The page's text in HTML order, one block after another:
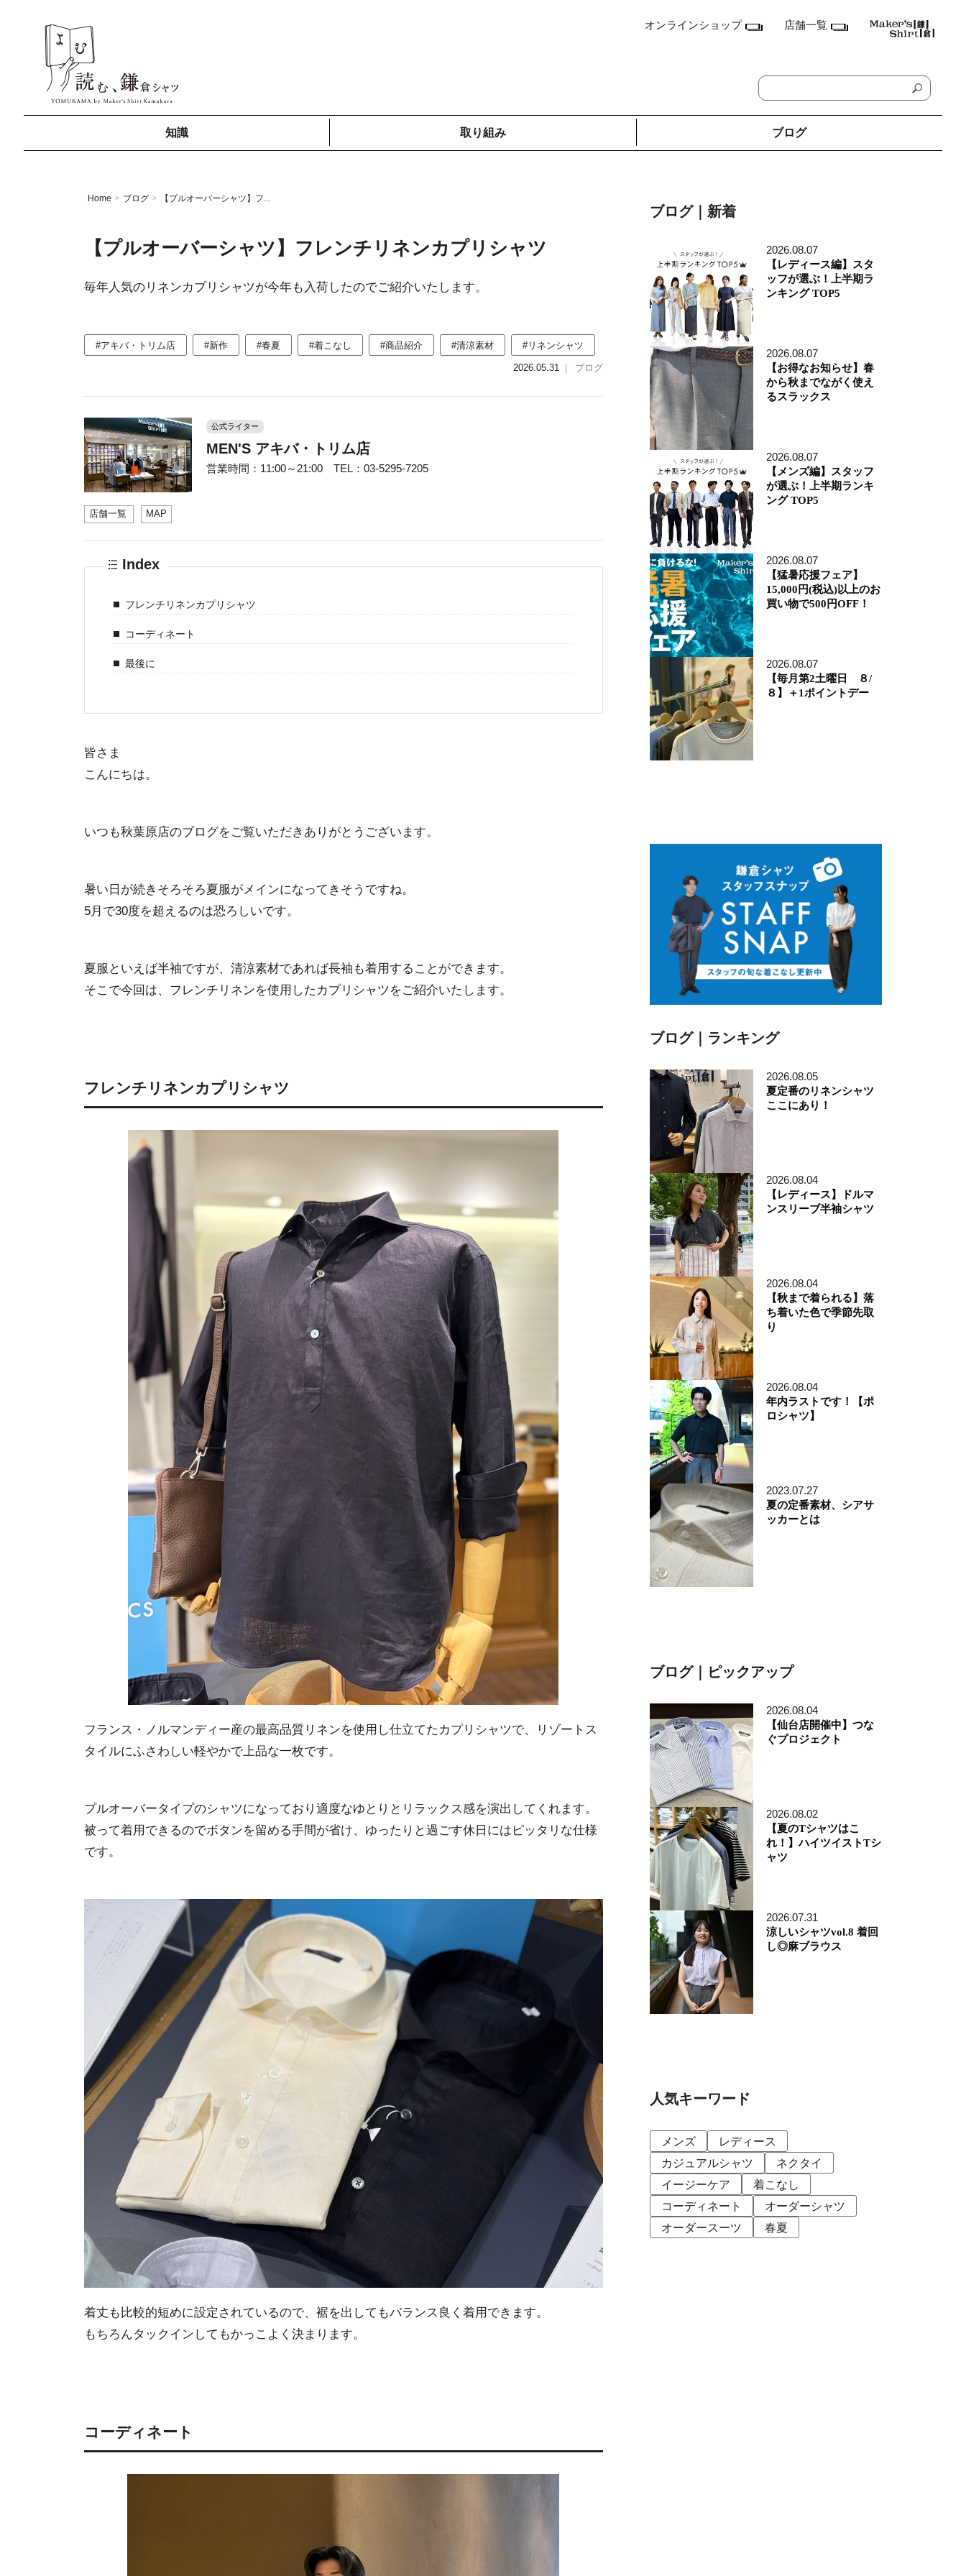
オンラインショップ 店舗一覧
知識 取り組み ブログ
横浜店
ラゾーナ川崎プラザ店
東京都
丸の内丸ビル店
MEN'S アキバ・トリム店
MEN'S 東京ミッドタウン八重洲店
銀座店
アトレ品川店
MEN'S 新宿店
自由が丘MAST店
二子玉川店
MEN'S 渋谷マークシティ店
アトレ恵比寿店
池袋ショッピングパーク店
その他の都道府県
札幌アピア店
仙台シリウス・一番町店
CoCoLo新潟店
名古屋店
京都四条烏丸 三井ビル店
大阪うめきた店
MEN'S 神戸北野坂店
博多深見パークビルディング店
その他
オンラインショップ
商品企画部
人事部（採用）
プレス
貞末奈名子
ディレクター貞末哲兵
貞末タミ子
鎌倉事業構想室
デザイン開発本部
くろすとしゆき
Home > ブログ > 【プルオーバーシャツ】フ...
【プルオーバーシャツ】フレンチリネンカプリシャツ
毎年人気のリネンカプリシャツが今年も入荷したのでご紹介いたします。
#アキバ・トリム店 #新作 #春夏 #着こなし #商品紹介 #清涼素材 #リネンシャツ
2026.05.31 ｜ ブログ
公式ライター
MEN'S アキバ・トリム店
営業時間：11:00～21:00 TEL：03-5295-7205
店舗一覧 MAP
Index
フレンチリネンカプリシャツ
コーディネート
最後に
皆さま
こんにちは。
いつも秋葉原店のブログをご覧いただきありがとうございます。
暑い日が続きそろそろ夏服がメインになってきそうですね。
5月で30度を超えるのは恐ろしいです。
夏服といえば半袖ですが、清涼素材であれば長袖も着用することができます。
そこで今回は、フレンチリネンを使用したカプリシャツをご紹介いたします。
フレンチリネンカプリシャツ
フランス・ノルマンディー産の最高品質リネンを使用し仕立てたカプリシャツで、リゾートス
タイルにふさわしい軽やかで上品な一枚です。
プルオーバータイプのシャツになっており適度なゆとりとリラックス感を演出してくれます。
被って着用できるのでボタンを留める手間が省け、ゆったりと過ごす休日にはピッタリな仕様
です。
着丈も比較的短めに設定されているので、裾を出してもバランス良く着用できます。
もちろんタックインしてもかっこよく決まります。
コーディネート
ブログ｜新着
2026.08.07
【レディース編】スタ
ッフが選ぶ！上半期ラ
ンキング TOP5
2026.08.07
【お得なお知らせ】春
から秋までながく使え
るスラックス
2026.08.07
【メンズ編】スタッフ
が選ぶ！上半期ランキ
ング TOP5
2026.08.07
【猛暑応援フェア】
15,000円(税込)以上のお
買い物で500円OFF！
2026.08.07
【毎月第2土曜日 ８/
８】＋1ポイントデー
ブログ｜ランキング
2026.08.05
夏定番のリネンシャツ
ここにあり！
2026.08.04
【レディース】ドルマ
ンスリーブ半袖シャツ
2026.08.04
【秋まで着られる】落
ち着いた色で季節先取
り
2026.08.04
年内ラストです！【ポ
ロシャツ】
2023.07.27
夏の定番素材、シアサ
ッカーとは
ブログ｜ピックアップ
2026.08.04
【仙台店開催中】つな
ぐプロジェクト
2026.08.02
【夏のTシャツはこ
れ！】ハイツイストTシ
ャツ
2026.07.31
涼しいシャツvol.8 着回
し◎麻ブラウス
人気キーワード
メンズ
レディース
カジュアルシャツ
ネクタイ
イージーケア
着こなし
コーディネート
オーダーシャツ
オーダースーツ
春夏